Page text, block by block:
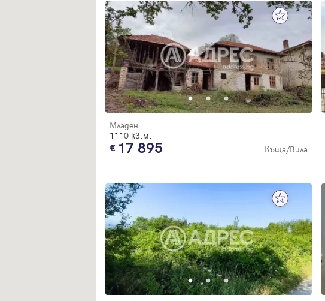
Младен
1110 кв.м.
17 895 Къща/Вила
Забравена парола
Регистрация